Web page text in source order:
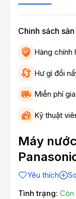
Chinh sách
Hàng chính
Hư gì đổi
Miễn phí
Kỹ thuật
Máy
Yêu thích
Tình trạng: Còn